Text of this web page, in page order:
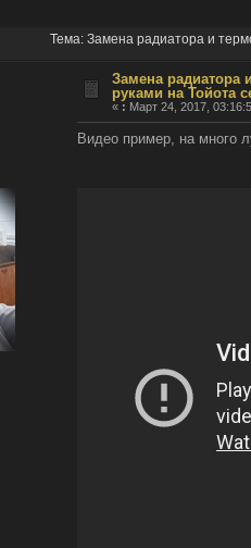
Тема: Замена радиатора и
Замена радиатора
руками на Тойота
« : Март 24, 2017,
Видео пример, на много